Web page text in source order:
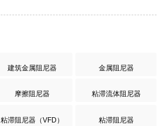
建筑金属阻尼器 金属阻尼器
摩擦阻尼器 粘滞流体阻尼器
粘滞阻尼器（VFD） 粘滞阻尼器